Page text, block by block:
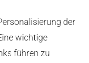
der
wichtige
führen zu